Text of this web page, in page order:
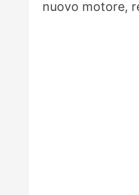
nuovo motore,